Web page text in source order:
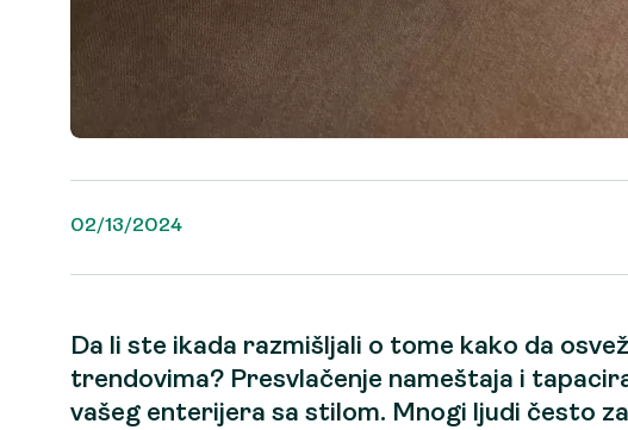
02/13/2024
Da li ste ikada razmišljali o tome kako da
trendovima? Presvlačenje nameštaja i
vašeg enterijera sa stilom. Mnogi ljudi često